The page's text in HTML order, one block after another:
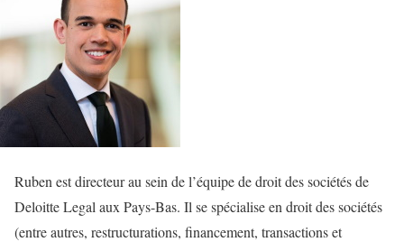
Ruben est directeur au sein de l’équipe de droit des sociétés de
Deloitte Legal aux Pays-Bas. Il se spécialise en droit des sociétés
(entre autres, restructurations, financement, transactions et